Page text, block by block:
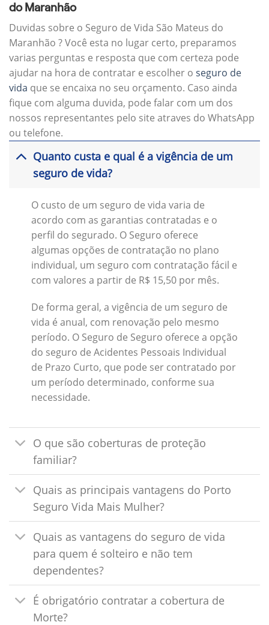
do Maranhão
Duvidas sobre o Seguro de Vida São Mateus do
Maranhão ? Você esta no lugar certo, preparamos
varias perguntas e resposta que com certeza pode
ajudar na hora de contratar e escolher o seguro de
vida que se encaixa no seu orçamento. Caso ainda
fique com alguma duvida, pode falar com um dos
nossos representantes pelo site atraves do WhatsApp
ou telefone.
Quanto custa e qual é a vigência de um
seguro de vida?
O custo de um seguro de vida varia de
acordo com as garantias contratadas e o
perfil do segurado. O Seguro oferece
algumas opções de contratação no plano
individual, um seguro com contratação fácil e
com valores a partir de R$ 15,50 por mês.
De forma geral, a vigência de um seguro de
vida é anual, com renovação pelo mesmo
período. O Seguro de Seguro oferece a opção
do seguro de Acidentes Pessoais Individual
de Prazo Curto, que pode ser contratado por
um período determinado, conforme sua
necessidade.
O que são coberturas de proteção
familiar?
Quais as principais vantagens do Porto
Seguro Vida Mais Mulher?
Quais as vantagens do seguro de vida
para quem é solteiro e não tem
dependentes?
É obrigatório contratar a cobertura de
Morte?